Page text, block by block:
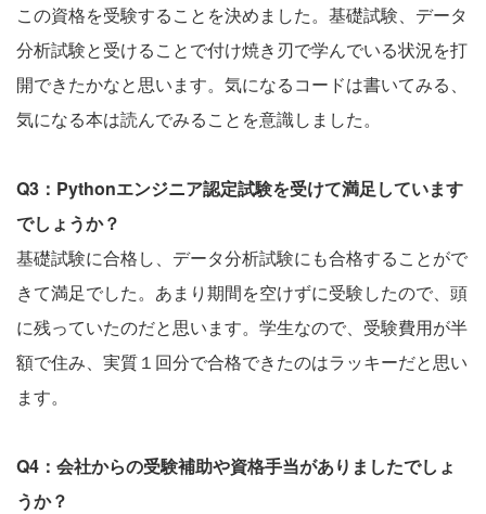
この資格を受験することを決めました。基礎試験、データ
分析試験と受けることで付け焼き刃で学んでいる状況を打
開できたかなと思います。気になるコードは書いてみる、
気になる本は読んでみることを意識しました。
Q3：Pythonエンジニア認定試験を受けて満足しています
でしょうか？
基礎試験に合格し、データ分析試験にも合格することがで
きて満足でした。あまり期間を空けずに受験したので、頭
に残っていたのだと思います。学生なので、受験費用が半
額で住み、実質１回分で合格できたのはラッキーだと思い
ます。
Q4：会社からの受験補助や資格手当がありましたでしょ
うか？